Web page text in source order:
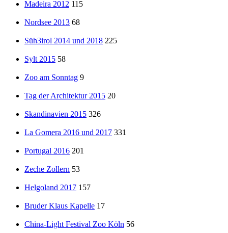
Madeira 2012 115
Nordsee 2013 68
Süh3irol 2014 und 2018 225
Sylt 2015 58
Zoo am Sonntag 9
Tag der Architektur 2015 20
Skandinavien 2015 326
La Gomera 2016 und 2017 331
Portugal 2016 201
Zeche Zollern 53
Helgoland 2017 157
Bruder Klaus Kapelle 17
China-Light Festival Zoo Köln 56